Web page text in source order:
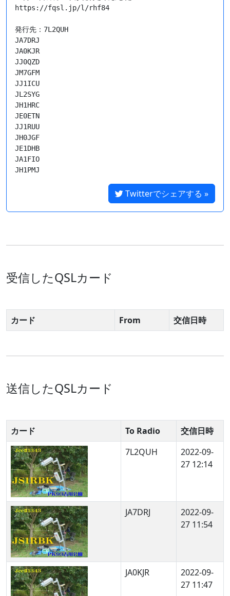
https://fqsl.jp/l/rhf84
発行先：7L2QUH
JA7DRJ
JA0KJR
JJ0QZD
JM7GFM
JJ1ICU
JL2SYG
JH1HRC
JE0ETN
JJ1RUU
JH0JGF
JE1DHB
JA1FIO
Twitterでシェアする »
受信したQSLカード
カード From 交信日時
送信したQSLカード
カード To Radio
交信日時
7L2QUH
2022-09-
27 12:14
JA7DRJ
2022-09-
27 11:54
JA0KJR
2022-09-
27 11:47